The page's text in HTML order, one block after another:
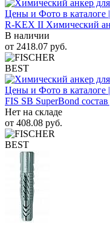
R-KEX II Химический
В наличии
от 2418.07 руб.
BEST
FIS SB SuperBond состав
Нет на складе
от 408.08 руб.
BEST